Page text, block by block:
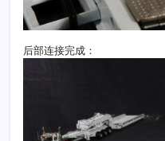
后部连接完成：